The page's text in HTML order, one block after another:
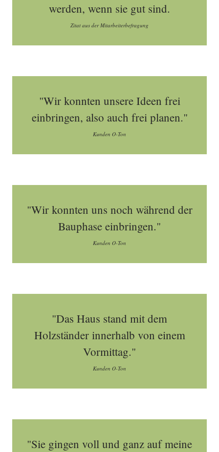
werden, wenn sie gut sind.
Zitat aus der Mitarbeiterbefragung
"Wir konnten unsere Ideen frei
einbringen, also auch frei planen."
Kunden O-Ton
"Wir konnten uns noch während der
Bauphase einbringen."
Kunden O-Ton
"Das Haus stand mit dem
Holzständer innerhalb von einem
Vormittag."
Kunden O-Ton
"Sie gingen voll und ganz auf meine